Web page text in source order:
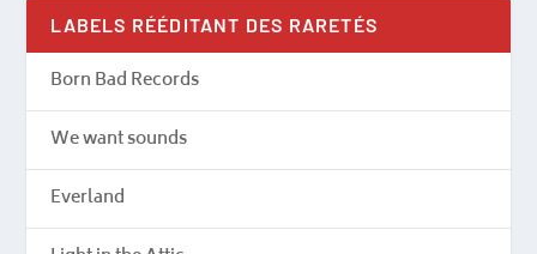
LABELS RÉÉDITANT DES RARETÉS
Born Bad Records
We want sounds
Everland